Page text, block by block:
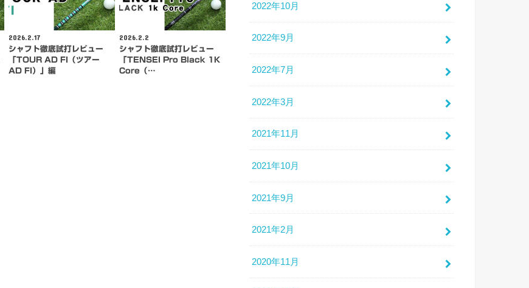
2026.2.17
シャフト徹底試打レビュー
「TOUR AD FI（ツアー
AD FI）」編
2026.2.2
シャフト徹底試打レビュー
「TENSEI Pro Black 1K
Core（…
2022年10月
2022年9月
2022年7月
2022年3月
2021年11月
2021年10月
2021年9月
2021年2月
2020年11月